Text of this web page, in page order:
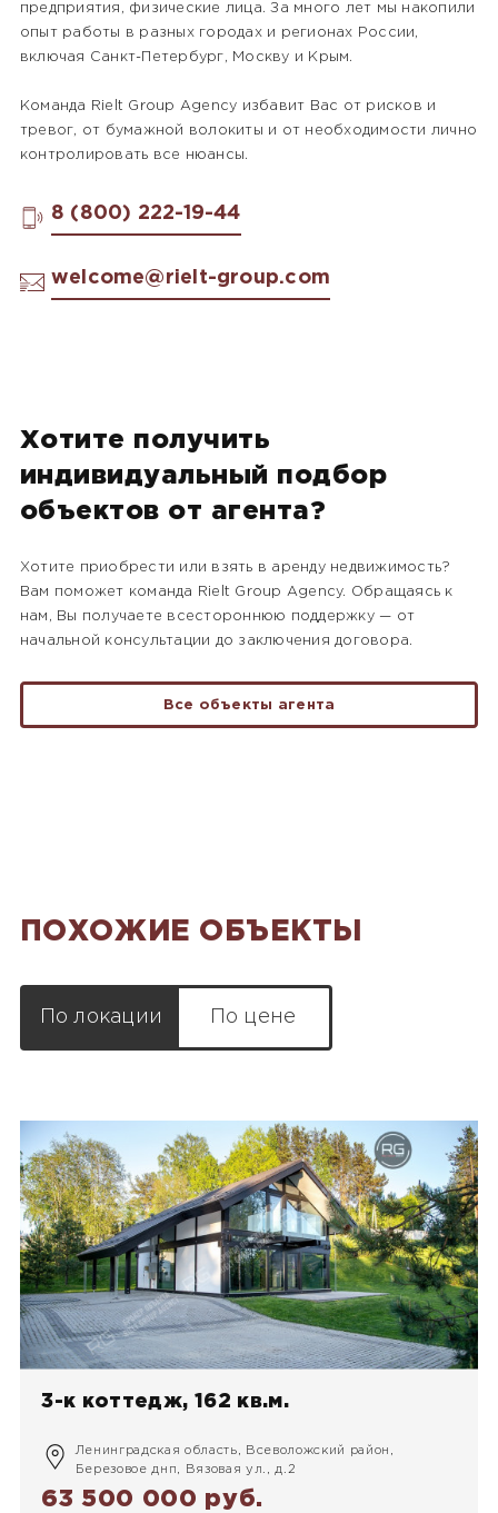
предприятия, физические лица. За много лет мы накопили
опыт работы в разных городах и регионах России,
включая Санкт-Петербург, Москву и Крым.
Команда Rielt Group Agency избавит Вас от рисков и
тревог, от бумажной волокиты и от необходимости лично
контролировать все нюансы.
8 (800) 222-19-44
welcome@rielt-group.com
Хотите получить
индивидуальный подбор
объектов от агента?
Хотите приобрести или взять в аренду недвижимость?
Вам поможет команда Rielt Group Agency. Обращаясь к
нам, Вы получаете всестороннюю поддержку — от
начальной консультации до заключения договора.
Все объекты агента
ПОХОЖИЕ ОБЪЕКТЫ
По локации По цене
3-к коттедж, 162 кв.м.
Ленинградская область, Всеволожский район,
Березовое днп, Вязовая ул., д.2
63 500 000 руб.